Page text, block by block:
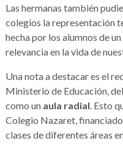
Las hermanas también
colegios la representación
hecha por los alumnos de
relevancia en la vida de
Una nota a destacar es el
Ministerio de Educación,
como un aula radial . Esto
Colegio Nazaret,
clases de diferentes áreas